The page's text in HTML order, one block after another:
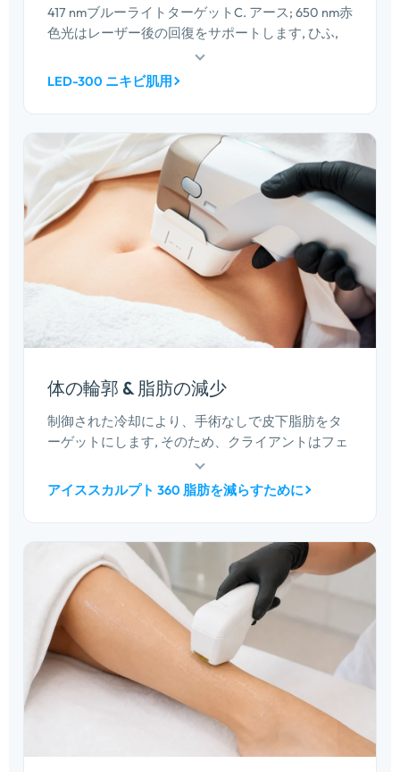
417 nmブルーライトターゲットC. アース; 650 nm赤
色光はレーザー後の回復をサポートします, ひふ,
またはマイクロニードルセッション. ハンズフリー
操作と消耗品がないため、このラインナップの中
LED-300 ニキビ肌用
体の輪郭 & 脂肪の減少
制御された冷却により、手術なしで皮下脂肪をタ
ーゲットにします, そのため、クライアントはフェ
イシャル トリートメントの代わりではなく、同時
にそれを予約します。. ボディコントゥアリングは
目です。.
アイススカルプト 360 脂肪を減らすために